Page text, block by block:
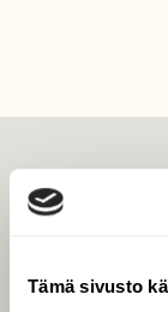
Tämä sivusto